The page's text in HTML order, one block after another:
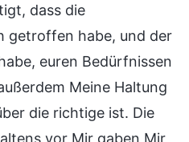
dass die
getroffen habe, und der
euren Bedürfnissen
Meine Haltung
die richtige ist. Die
vor Mir gaben Mir